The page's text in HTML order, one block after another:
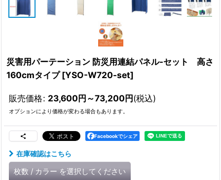
災害用パーテーション 防災用連結パネル-セット 高さ
160cmタイプ [YSO-W720-set]
販売価格: 23,600円～73,200円(税込)
オプションにより価格が変わる場合もあります。
Facebookでシェア
在庫確認はこちら
枚数 / カラー を選択してください